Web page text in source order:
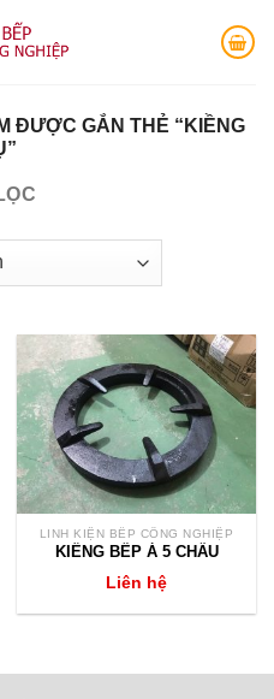
ĐƯỢC GẮN THẺ “KIỀNG
LINH KIỆN BẾP CÔNG NGHIỆP
KIỀNG BẾP Á 5 CHẤU
Liên hệ